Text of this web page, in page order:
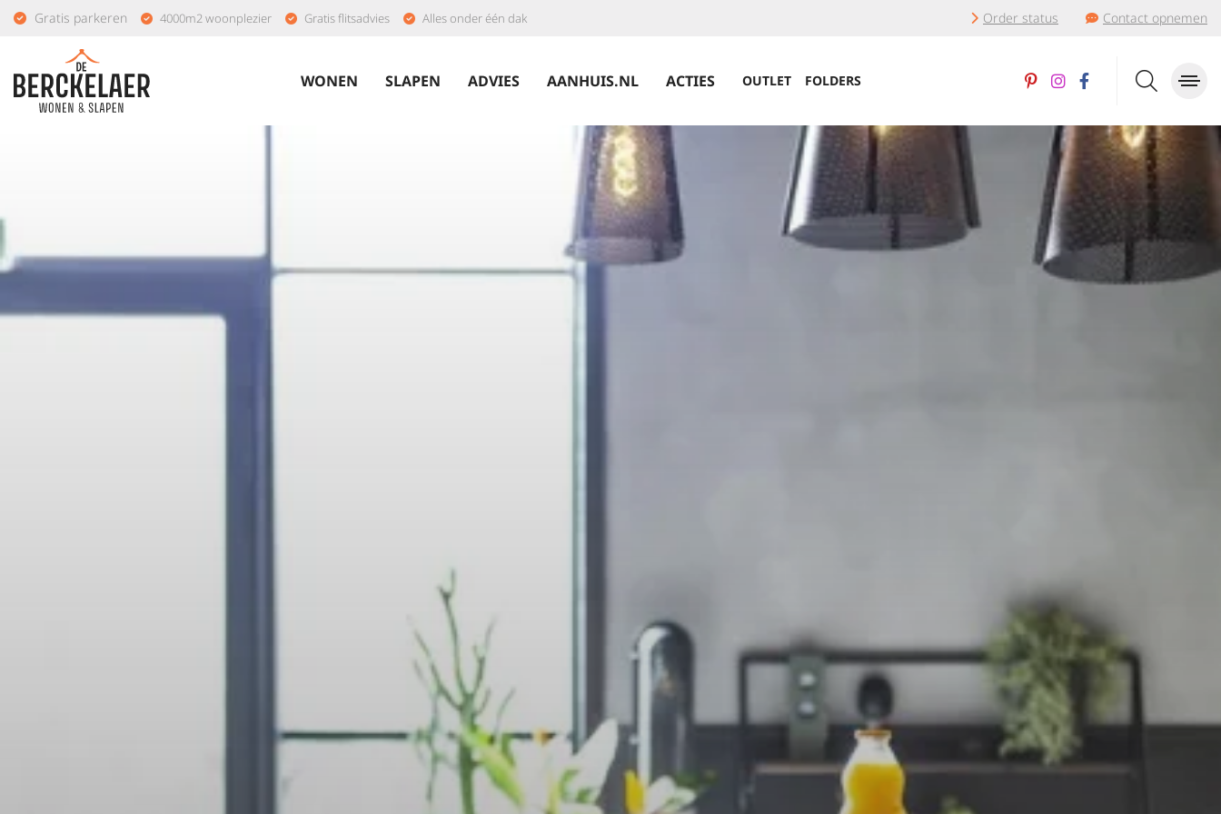
Gratis parkeren 4000m2 woonplezier Gratis flitsadvies Alles onder één dak Order status Contact opnemen
WONEN SLAPEN ADVIES AANHUIS.NL ACTIES OUTLET FOLDERS